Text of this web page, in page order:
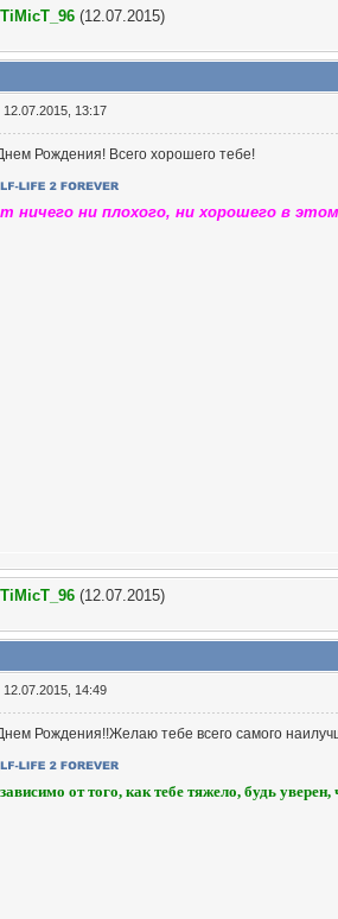
(12.07.2015)
12.07.2015, 13:17
Рождения! Всего хорошего тебе!
ничего ни плохого, ни хорошего в
(12.07.2015)
12.07.2015, 14:49
Рождения!!Желаю тебе всего самого
от того, как тебе тяжело, будь